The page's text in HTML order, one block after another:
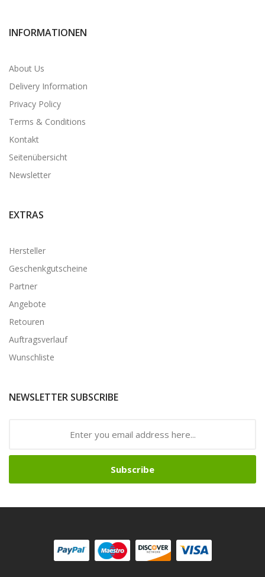
INFORMATIONEN
About Us
Delivery Information
Privacy Policy
Terms & Conditions
Kontakt
Seitenübersicht
Newsletter
EXTRAS
Hersteller
Geschenkgutscheine
Partner
Angebote
Retouren
Auftragsverlauf
Wunschliste
NEWSLETTER SUBSCRIBE
Subscribe